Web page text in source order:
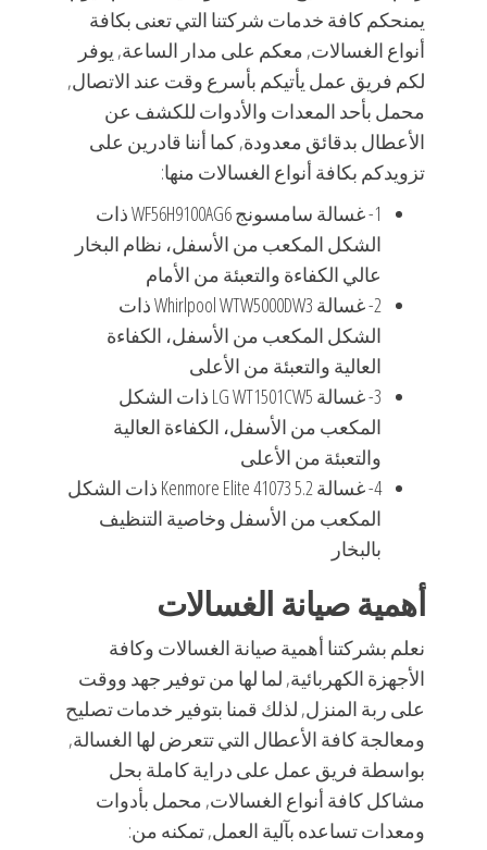
يمنحكم كافة خدمات شركتنا التي تعنى بكافة
أنواع الغسالات, معكم على مدار الساعة, يوفر
لكم فريق عمل يأتيكم بأسرع وقت عند الاتصال,
محمل بأحد المعدات والأدوات للكشف عن
الأعطال بدقائق معدودة, كما أننا قادرين على
تزويدكم بكافة أنواع الغسالات منها:
1- غسالة سامسونج WF56H9100AG6 ذات
الشكل المكعب من الأسفل، نظام البخار
عالي الكفاءة والتعبئة من الأمام
2- غسالة Whirlpool WTW5000DW3 ذات
الشكل المكعب من الأسفل، الكفاءة
العالية والتعبئة من الأعلى
3- غسالة LG WT1501CW5 ذات الشكل
المكعب من الأسفل، الكفاءة العالية
والتعبئة من الأعلى
4- غسالة Kenmore Elite 41073 5.2 ذات الشكل
المكعب من الأسفل وخاصية التنظيف
بالبخار
أهمية صيانة الغسالات
نعلم بشركتنا أهمية صيانة الغسالات وكافة
الأجهزة الكهربائية, لما لها من توفير جهد ووقت
على ربة المنزل, لذلك قمنا بتوفير خدمات تصليح
ومعالجة كافة الأعطال التي تتعرض لها الغسالة,
بواسطة فريق عمل على دراية كاملة بحل
مشاكل كافة أنواع الغسالات, محمل بأدوات
ومعدات تساعده بآلية العمل, تمكنه من: